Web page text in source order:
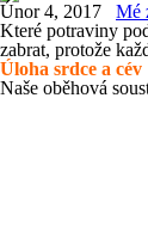
Únor 4, 2017
Mé
Které potraviny
zabrat, protože
Úloha srdce a cév
Naše oběhová